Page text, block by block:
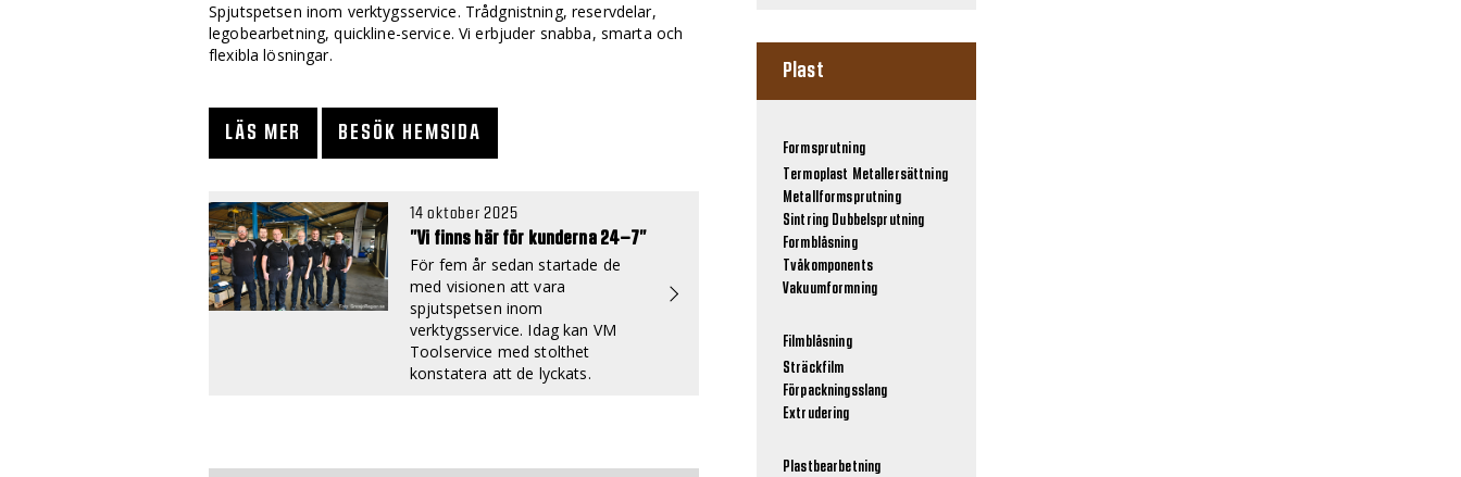
Spjutspetsen inom verktygs­service. Trådgnistning, reservdelar,
legobearbetning, quickline-service. Vi erbjuder snabba, smarta och
flexibla lösningar.
LÄS MER BESÖK HEMSIDA
14 oktober 2025
”Vi finns här för kunderna 24–7”
För fem år sedan startade de
med visionen att vara
spjutspetsen inom
verktygsservice. Idag kan VM
Toolservice med stolthet
konstatera att de lyckats.
Plast
Formsprutning
Termoplast Metallersättning
Metallformsprutning
Sintring Dubbelsprutning
Formblåsning
Tvåkomponents
Vakuumformning
Filmblåsning
Sträckfilm
Förpackningsslang
Extrudering
Plastbearbetning